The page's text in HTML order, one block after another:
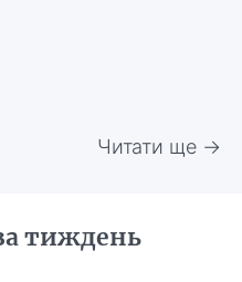
Читати ще →
тиждень